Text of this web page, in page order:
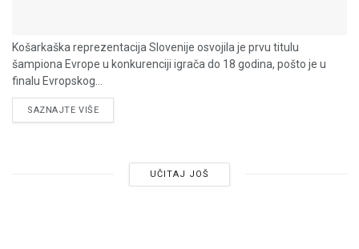
Košarkaška reprezentacija Slovenije osvojila je prvu titulu
šampiona Evrope u konkurenciji igrača do 18 godina, pošto je u
finalu Evropskog...
SAZNAJTE VIŠEDETAILS
UČITAJ JOŠ